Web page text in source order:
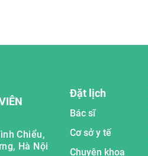
Chiểu,
Hà Nội
Đặt lịch
Bác sĩ
Cơ sở y tế
Chuyên khoa